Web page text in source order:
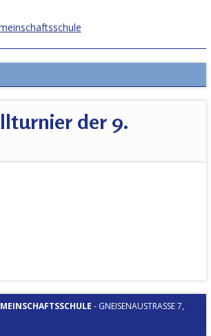
der 9.
- GNEISENAUSTRASSE 7, 1